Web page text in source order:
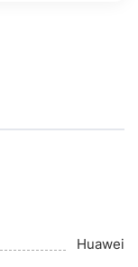
Huawei